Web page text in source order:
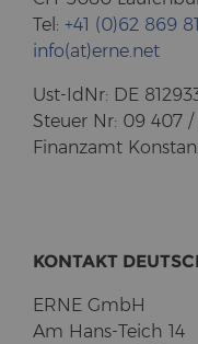
Tel: +41 (0)62 869
info(at)erne.net
Ust-​IdNr: DE
Steu­er Nr: 09 407
Fi­nanz­amt
KON­TAKT
ERNE GmbH
Am Hans-​Teich 14